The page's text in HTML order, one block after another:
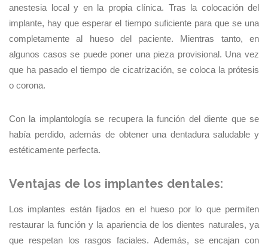
anestesia local y en la propia clínica. Tras la colocación del
implante, hay que esperar el tiempo suficiente para que se una
completamente al hueso del paciente. Mientras tanto, en
algunos casos se puede poner una pieza provisional. Una vez
que ha pasado el tiempo de cicatrización, se coloca la prótesis
o corona.
Con la implantología se recupera la función del diente que se
había perdido, además de obtener una dentadura saludable y
estéticamente perfecta.
Ventajas de los implantes dentales:
Los implantes están fijados en el hueso por lo que permiten
restaurar la función y la apariencia de los dientes naturales, ya
que respetan los rasgos faciales. Además, se encajan con